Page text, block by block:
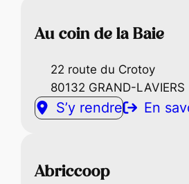
Au coin de la Baie
22 route du Crotoy
80132 GRAND-LAVIERS
S’y rendre En
Abriccoop